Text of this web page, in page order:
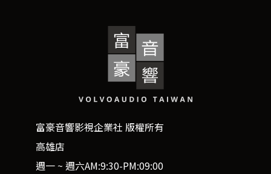
富豪音響影視企業社 版權所有
高雄店
週一 ~ 週六AM:9:30-PM:09:00